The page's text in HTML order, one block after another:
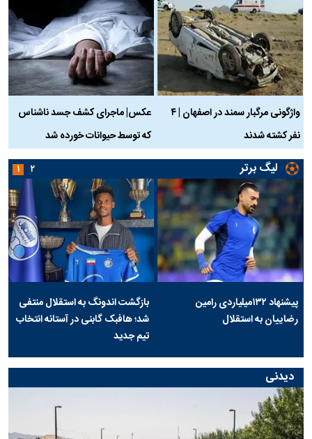
واژگونی مرگبار سمند در اصفهان | ۴
نفر کشته شدند
عکس| ماجرای کشف جسد ناشناس
که توسط حیوانات خورده شد
لیگ برتر
پیشنهاد ۱۳۲میلیاردی رامین
رضاییان به استقلال
بازگشت اندونگ به استقلال منتفی
شد؛ هافبک گابنی در آستانه انتخاب
تیم جدید
۱ ۲
دیدنی